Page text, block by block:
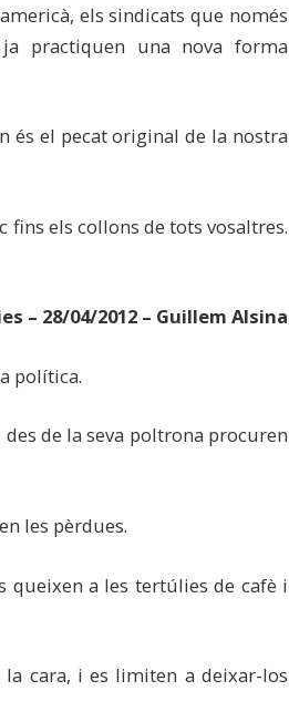
els sindicats que només
practiquen una nova forma
és el pecat original de la nostra
fins els collons de tots vosaltres.
– 28/04/2012 – Guillem Alsina
política.
de la seva poltrona procuren
les pèrdues.
queixen a les tertúlies de cafè i
cara, i es limiten a deixar-los